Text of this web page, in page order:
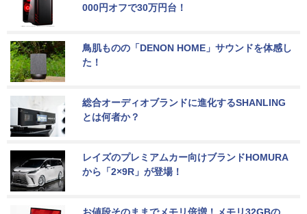
000円オフで30万円台！
鳥肌ものの「DENON HOME」サウンドを体感し
た！
総合オーディオブランドに進化するSHANLING
とは何者か？
レイズのプレミアムカー向けブランドHOMURA
から「2×9R」が登場！